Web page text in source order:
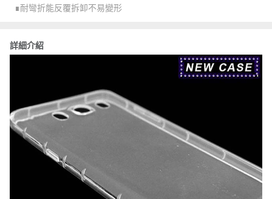
∎耐彎折能反覆拆卸不易變形
詳細介紹